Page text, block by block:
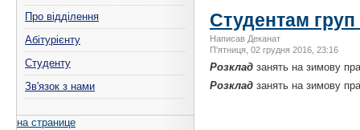
Студентам
Написав Деканат
П'ятниця, 02 грудня 2016, 23:16
Розклад занять на зимову
Розклад занять на зимову
Про відділення
Абітурієнту
Студенту
Зв'язок з нами
на странице